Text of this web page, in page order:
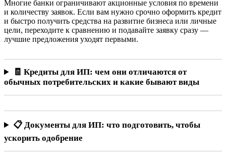
Многие банки ограничивают акционные условия по времени
и количеству заявок. Если вам нужно срочно оформить кредит
и быстро получить средства на развитие бизнеса или личные
цели, переходите к сравнению и подавайте заявку сразу —
лучшие предложения уходят первыми.
🧾 Кредиты для ИП: чем они отличаются от
обычных потребительских и какие бывают виды
📋 Документы для ИП: что подготовить, чтобы
ускорить одобрение